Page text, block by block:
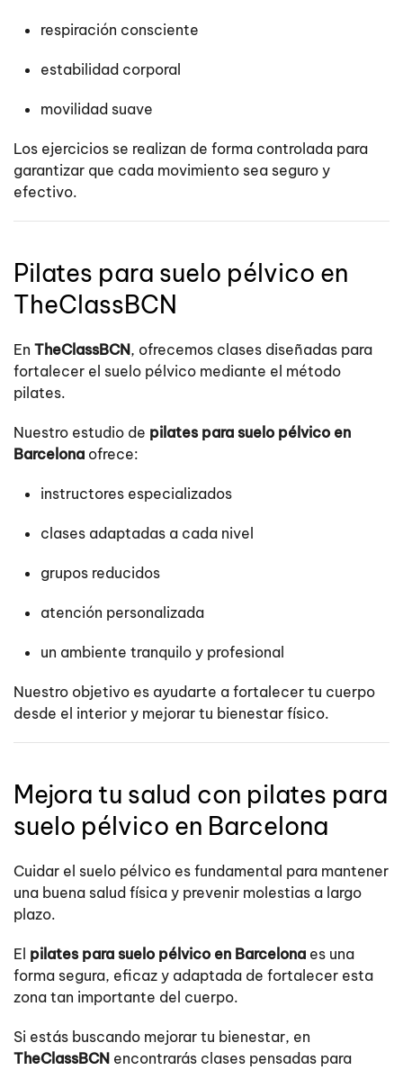
respiración consciente
estabilidad corporal
movilidad suave
Los ejercicios se realizan de forma controlada para
garantizar que cada movimiento sea seguro y
efectivo.
Pilates para suelo pélvico en
TheClassBCN
En TheClassBCN, ofrecemos clases diseñadas para
fortalecer el suelo pélvico mediante el método
pilates.
Nuestro estudio de pilates para suelo pélvico en
Barcelona ofrece:
instructores especializados
clases adaptadas a cada nivel
grupos reducidos
atención personalizada
un ambiente tranquilo y profesional
Nuestro objetivo es ayudarte a fortalecer tu cuerpo
desde el interior y mejorar tu bienestar físico.
Mejora tu salud con pilates para
suelo pélvico en Barcelona
Cuidar el suelo pélvico es fundamental para mantener
una buena salud física y prevenir molestias a largo
plazo.
El pilates para suelo pélvico en Barcelona es una
forma segura, eficaz y adaptada de fortalecer esta
zona tan importante del cuerpo.
Si estás buscando mejorar tu bienestar, en
TheClassBCN encontrarás clases pensadas para